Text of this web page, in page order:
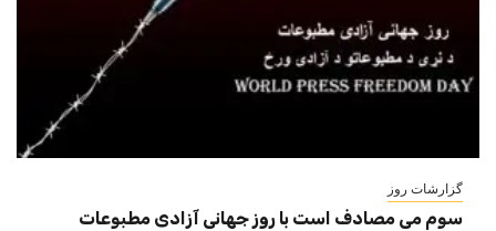
گزارشات روز
سوم می مصادف است با روز جهانی آزادی مطبوعات